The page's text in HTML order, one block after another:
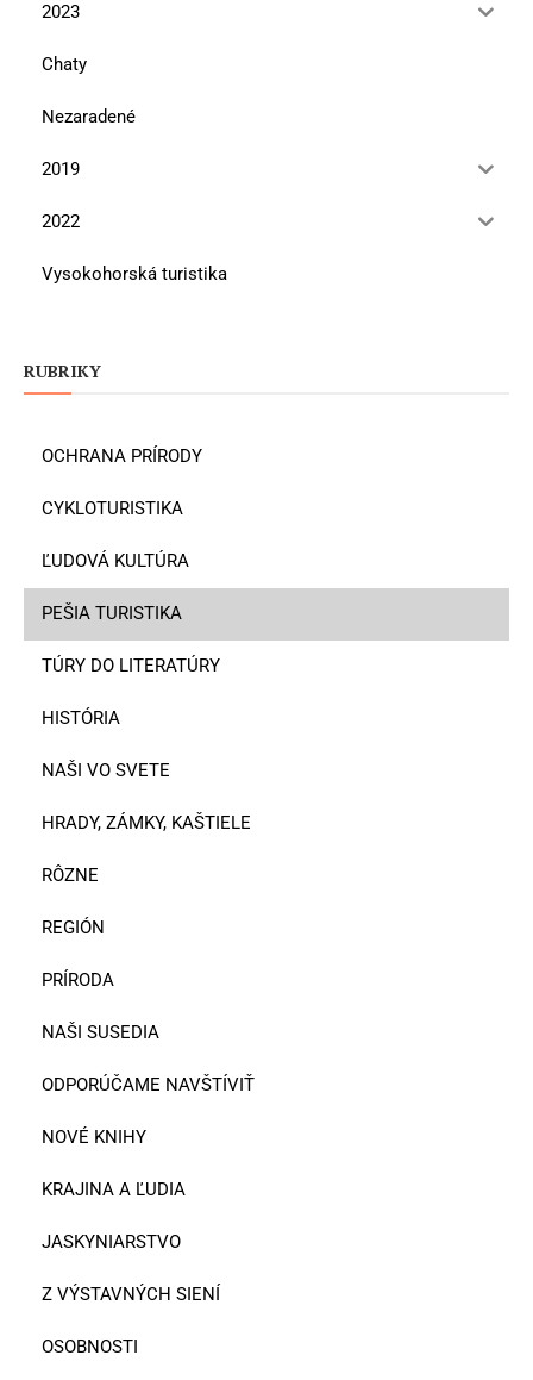
2023
Chaty
Nezaradené
2019
2022
Vysokohorská turistika
RUBRIKY
OCHRANA PRÍRODY
CYKLOTURISTIKA
ĽUDOVÁ KULTÚRA
PEŠIA TURISTIKA
TÚRY DO LITERATÚRY
HISTÓRIA
NAŠI VO SVETE
HRADY, ZÁMKY, KAŠTIELE
RÔZNE
REGIÓN
PRÍRODA
NAŠI SUSEDIA
ODPORÚČAME NAVŠTÍVIŤ
NOVÉ KNIHY
KRAJINA A ĽUDIA
JASKYNIARSTVO
Z VÝSTAVNÝCH SIENÍ
OSOBNOSTI